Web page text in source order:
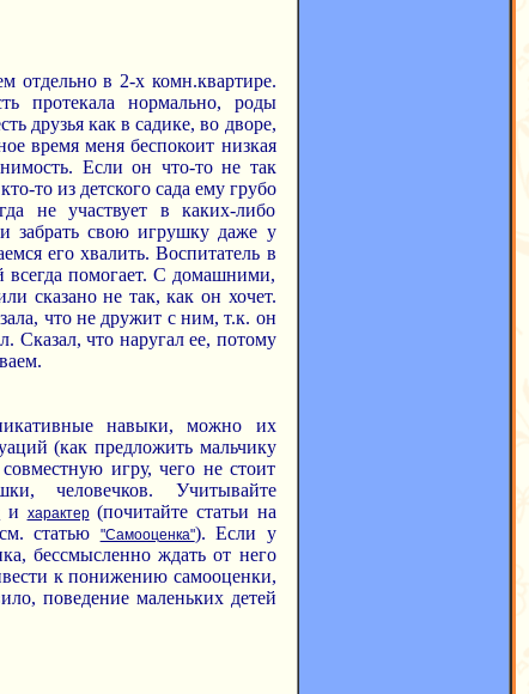
отдельно в 2-х комн.квартире.
протекала нормально, роды
друзья как в садике, во дворе,
время меня беспокоит низкая
Если он что-то не так
то из детского сада ему грубо
не участвует в каких-либо
забрать свою игрушку даже у
его хвалить. Воспитатель в
всегда помогает. С домашними,
сказано не так, как он хочет.
что не дружит с ним, т.к. он
Сказал, что наругал ее, потому
навыки, можно их
(как предложить мальчику
игру, чего не стоит
человечков. Учитывайте
и характер(почитайте статьи на
статью
"Самооценка"). Если у
бессмысленно ждать от него
к понижению самооценки,
поведение маленьких детей